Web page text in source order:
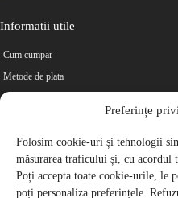
Preferințe
Folosim cookie-uri și tehnologii
măsurarea traficului și, cu acordul
Poți accepta toate cookie-urile, le
poți personaliza preferințele.
Informatii utile
Cum cumpar
Metode de plata
Retur
Cariere
Politica de Confidentialitate